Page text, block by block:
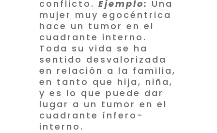
conflicto. Ejemplo: Una
mujer muy egocéntrica
hace un tumor en el
cuadrante interno.
Toda su vida se ha
sentido desvalorizada
en relación a la familia,
en tanto que hija, niña,
y es lo que puede dar
lugar a un tumor en el
cuadrante ínfero-
interno.